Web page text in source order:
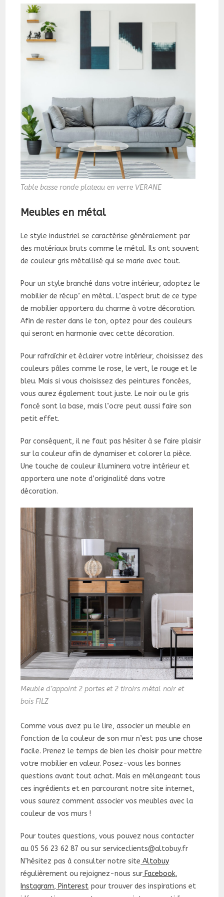
Table basse ronde plateau en verre VERANE
Meubles en métal
Le style industriel se caractérise généralement par
des matériaux bruts comme le métal. Ils ont souvent
de couleur gris métallisé qui se marie avec tout.
Pour un style branché dans votre intérieur, adoptez le
mobilier de récup’ en métal. L’aspect brut de ce type
de mobilier apportera du charme à votre décoration.
Afin de rester dans le ton, optez pour des couleurs
qui seront en harmonie avec cette décoration.
Pour rafraîchir et éclairer votre intérieur, choisissez des
couleurs pâles comme le rose, le vert, le rouge et le
bleu. Mais si vous choisissez des peintures foncées,
vous aurez également tout juste. Le noir ou le gris
foncé sont la base, mais l’ocre peut aussi faire son
petit effet.
Par conséquent, il ne faut pas hésiter à se faire plaisir
sur la couleur afin de dynamiser et colorer la pièce.
Une touche de couleur illuminera votre intérieur et
apportera une note d’originalité dans votre
décoration.
Meuble d’appoint 2 portes et 2 tiroirs métal noir et
bois FILZ
Comme vous avez pu le lire, associer un meuble en
fonction de la couleur de son mur n’est pas une chose
facile. Prenez le temps de bien les choisir pour mettre
votre mobilier en valeur.Posez-vous les bonnes
questions avant tout achat. Mais en mélangeant tous
ces ingrédients et en parcourant notre site internet,
vous saurez comment associer vos meubles avec la
couleur de vos murs !
Pour toutes questions, vous pouvez nous contacter
au 05 56 23 62 87 ou sur serviceclients@altobuy.fr
N’hésitez pas à consulter notre site Altobuy
régulièrement ou rejoignez-nous sur Facebook,
Instagram, Pinterest pour trouver des inspirations et